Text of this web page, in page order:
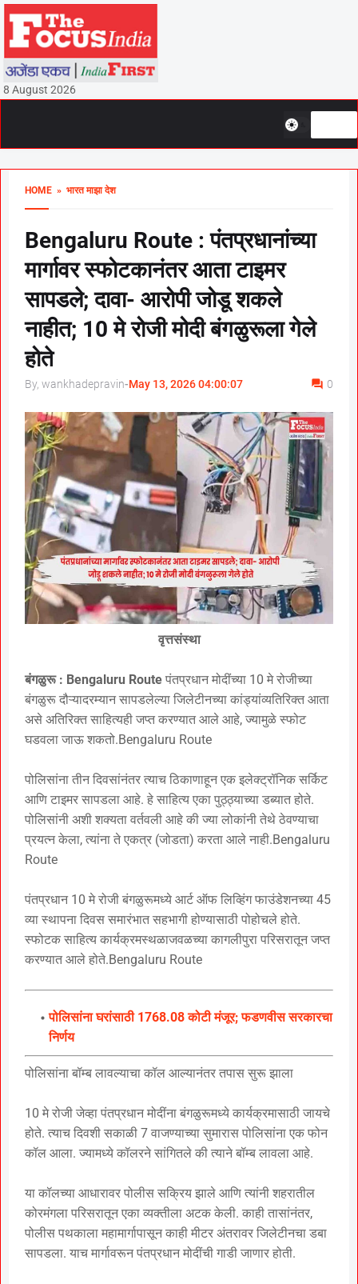
8 August 2026
HOME » भारत माझा देश
Bengaluru Route : पंतप्रधानांच्या
मार्गावर स्फोटकानंतर आता टाइमर
सापडले; दावा- आरोपी जोडू शकले
नाहीत; 10 मे रोजी मोदी बंगळुरूला गेले
होते
By, wankhadepravin-May 13, 2026 04:00:07 0
वृत्तसंस्था
बंगळुरू : Bengaluru Route पंतप्रधान मोदींच्या 10 मे रोजीच्या
बंगळुरू दौऱ्यादरम्यान सापडलेल्या जिलेटीनच्या कांड्यांव्यतिरिक्त आता
असे अतिरिक्त साहित्यही जप्त करण्यात आले आहे, ज्यामुळे स्फोट
घडवला जाऊ शकतो.Bengaluru Route
पोलिसांना तीन दिवसांनंतर त्याच ठिकाणाहून एक इलेक्ट्रॉनिक सर्किट
आणि टाइमर सापडला आहे. हे साहित्य एका पुठ्ठ्याच्या डब्यात होते.
पोलिसांनी अशी शक्यता वर्तवली आहे की ज्या लोकांनी तेथे ठेवण्याचा
प्रयत्न केला, त्यांना ते एकत्र (जोडता) करता आले नाही.Bengaluru
Route
पंतप्रधान 10 मे रोजी बंगळुरूमध्ये आर्ट ऑफ लिव्हिंग फाउंडेशनच्या 45
व्या स्थापना दिवस समारंभात सहभागी होण्यासाठी पोहोचले होते.
स्फोटक साहित्य कार्यक्रमस्थळाजवळच्या कागलीपुरा परिसरातून जप्त
करण्यात आले होते.Bengaluru Route
पोलिसांना घरांसाठी 1768.08 कोटी मंजूर; फडणवीस सरकारचा
निर्णय
पोलिसांना बॉम्ब लावल्याचा कॉल आल्यानंतर तपास सुरू झाला
10 मे रोजी जेव्हा पंतप्रधान मोदींना बंगळुरूमध्ये कार्यक्रमासाठी जायचे
होते. त्याच दिवशी सकाळी 7 वाजण्याच्या सुमारास पोलिसांना एक फोन
कॉल आला. ज्यामध्ये कॉलरने सांगितले की त्याने बॉम्ब लावला आहे.
या कॉलच्या आधारावर पोलीस सक्रिय झाले आणि त्यांनी शहरातील
कोरमंगला परिसरातून एका व्यक्तीला अटक केली. काही तासांनंतर,
पोलीस पथकाला महामार्गापासून काही मीटर अंतरावर जिलेटीनचा डबा
सापडला. याच मार्गावरून पंतप्रधान मोदींची गाडी जाणार होती.